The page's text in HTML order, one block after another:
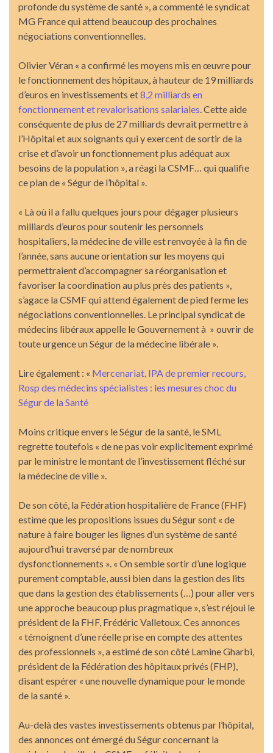
profonde du système de santé », a commenté le syndicat
MG France qui attend beaucoup des prochaines
négociations conventionnelles.
Olivier Véran « a confirmé les moyens mis en œuvre pour
le fonctionnement des hôpitaux, à hauteur de 19 milliards
d’euros en investissements et8,2 milliards en
fonctionnement et revalorisations salariales. Cette aide
conséquente de plus de 27 milliards devrait permettre à
l’Hôpital et aux soignants qui y exercent de sortir de la
crise et d’avoir un fonctionnement plus adéquat aux
besoins de la population », a réagi la CSMF… qui qualifie
ce plan de « Ségur de l’hôpital ».
« Là où il a fallu quelques jours pour dégager plusieurs
milliards d’euros pour soutenir les personnels
hospitaliers, la médecine de ville est renvoyée à la fin de
l’année, sans aucune orientation sur les moyens qui
permettraient d’accompagner sa réorganisation et
favoriser la coordination au plus près des patients »,
s’agace la CSMF qui attend également de pied ferme les
négociations conventionnelles. Le principal syndicat de
médecins libéraux appelle le Gouvernement à » ouvrir de
toute urgence un Ségur de la médecine libérale ».
Lire également : « Mercenariat, IPA de premier recours,
Rosp des médecins spécialistes : les mesures choc du
Ségur de la Santé
Moins critique envers le Ségur de la santé, le SML
regrette toutefois « de ne pas voir explicitement exprimé
par le ministre le montant de l’investissement fléché sur
la médecine de ville ».
De son côté, la Fédération hospitalière de France (FHF)
estime que les propositions issues du Ségur sont « de
nature à faire bouger les lignes d’un système de santé
aujourd’hui traversé par de nombreux
dysfonctionnements ». « On semble sortir d’une logique
purement comptable, aussi bien dans la gestion des lits
que dans la gestion des établissements (…) pour aller vers
une approche beaucoup plus pragmatique », s’est réjoui le
président de la FHF, Frédéric Valletoux. Ces annonces
« témoignent d’une réelle prise en compte des attentes
des professionnels », a estimé de son côté Lamine Gharbi,
président de la Fédération des hôpitaux privés (FHP),
disant espérer « une nouvelle dynamique pour le monde
de la santé ».
Au-delà des vastes investissements obtenus par l’hôpital,
des annonces ont émergé du Ségur concernant la